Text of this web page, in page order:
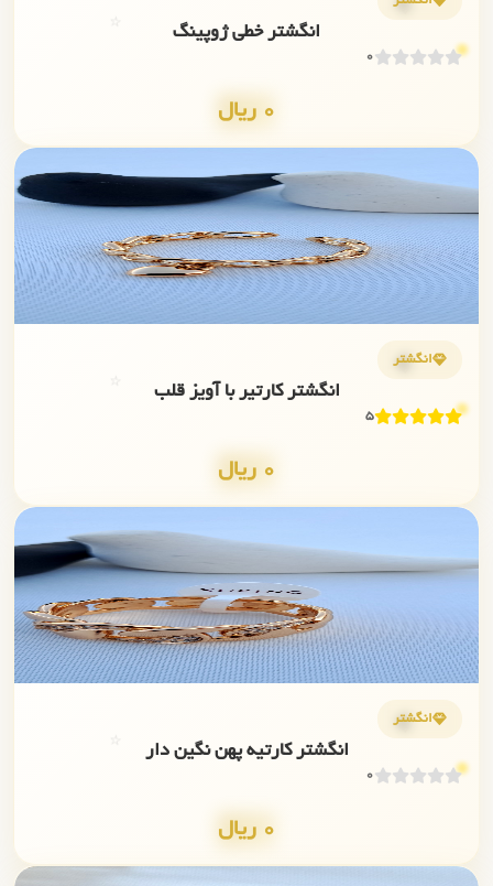
انگشتر خطی ژوپینگ
0
0 ریال
انگشتر
انگشتر کارتیر با آویز قلب
5
0 ریال
✨
💎
انگشتر
انگشتر کارتیه پهن نگین دار
0
0 ریال
💎